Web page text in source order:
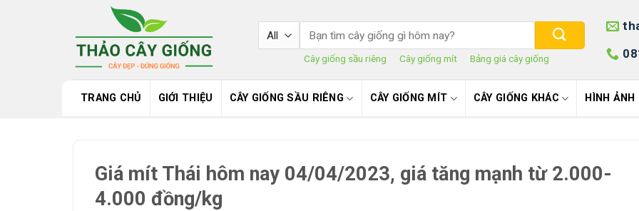
Search
for:
Cây giống sầu riêng Cây giống mít Bảng giá cây giống
TRANG CHỦ GIỚI THIỆU CÂY GIỐNG SẦU RIÊNG CÂY GIỐNG MÍT CÂY GIỐNG KHÁC HÌNH ẢNH
Giá mít Thái hôm nay 04/04/2023, giá tăng mạnh từ 2.000-
4.000 đồng/kg